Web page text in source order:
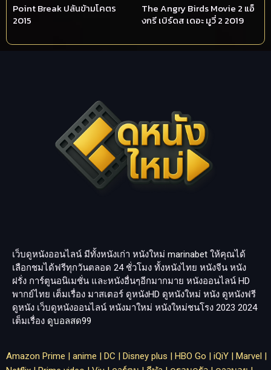
Point Break ปล้นข้ามโคตร
2015
The Angry Birds Movie 2 แอ็
งกรี เบิร์ดส เดอะ มูวี่ 2 2019
เว็บดูหนังออนไลน์ มีทั้งหนังเก่า หนังใหม่ marinabet ให้คุณได้
เลือกชมได้ฟรีทุกวันตลอด 24 ชั่วโมง ทั้งหนังไทย หนังจีน หนัง
ฝรั่ง การ์ตูนอนิเมชั่น และหนังอื่นๆอีกมากมาย หนังออนไลน์ HD
พากย์ไทย เต็มเรื่อง มาสเตอร์ ดูหนังHD ดูหนังใหม่ หนัง ดูหนังฟรี
ดูหนัง เว็บดูหนังออนไลน์ หนังมาใหม่ หนังใหม่ชนโรง 2023 2024
เต็มเรื่อง ดูบอลสด99
Amazon Prime | anime | DC | Disney plus | HBO Go | iQiY | Marvel |